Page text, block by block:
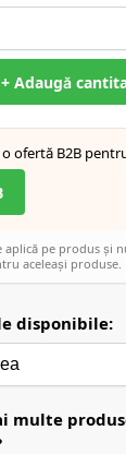
+ Adaugă
ofertă B2B
aplică pe produs și
aceleași produse.
disponibile:
multe